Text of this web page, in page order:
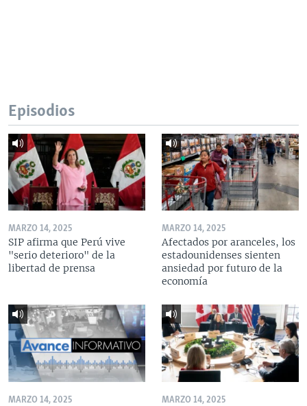
Episodios
MARZO 14, 2025
SIP afirma que Perú vive
"serio deterioro" de la
libertad de prensa
MARZO 14, 2025
Afectados por aranceles, los
estadounidenses sienten
ansiedad por futuro de la
economía
MARZO 14, 2025 MARZO 14, 2025